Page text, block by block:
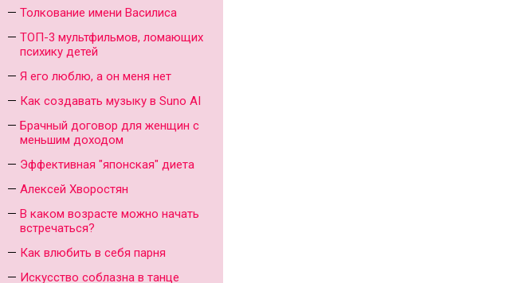
Толкование имени Василиса
ТОП-3 мультфильмов, ломающих
психику детей
Я его люблю, а он меня нет
Как создавать музыку в Suno AI
Брачный договор для женщин с
меньшим доходом
Эффективная "японская" диета
Алексей Хворостян
В каком возрасте можно начать
встречаться?
Как влюбить в себя парня
Искусство соблазна в танце